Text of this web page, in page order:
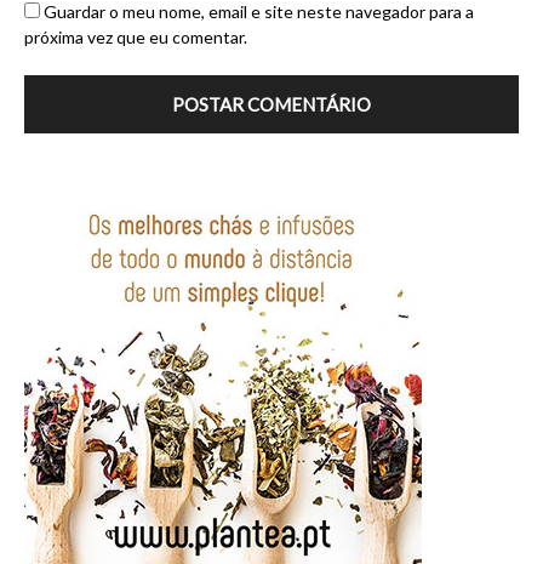
Guardar o meu nome, email e site neste navegador para a
próxima vez que eu comentar.